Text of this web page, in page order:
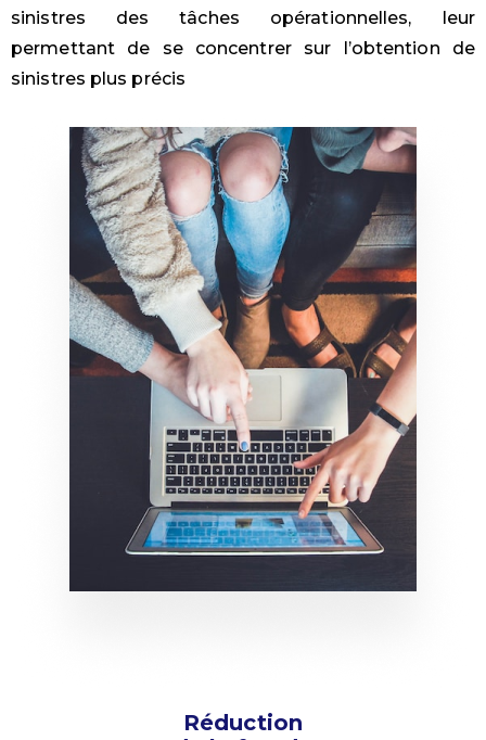
sinistres des tâches opérationnelles, leur
permettant de se concentrer sur l’obtention de
sinistres plus précis
Réduction